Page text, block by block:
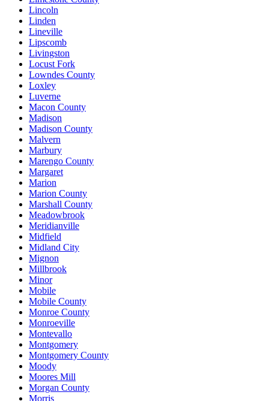
Lincoln
Linden
Lineville
Lipscomb
Livingston
Locust Fork
Lowndes County
Loxley
Luverne
Macon County
Madison
Madison County
Malvern
Marbury
Marengo County
Margaret
Marion
Marion County
Marshall County
Meadowbrook
Meridianville
Midfield
Midland City
Mignon
Millbrook
Minor
Mobile
Mobile County
Monroe County
Monroeville
Montevallo
Montgomery
Montgomery County
Moody
Moores Mill
Morgan County
Morris